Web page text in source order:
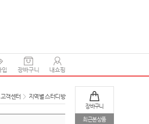
장바구니
최근본상품
고객센터 > 지역별 스터디방